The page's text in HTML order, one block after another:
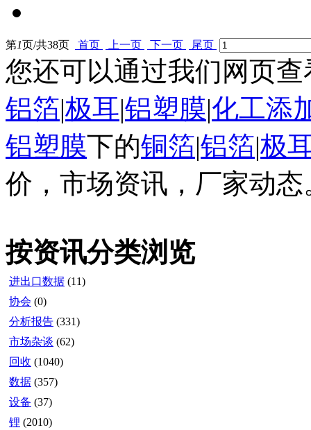
第1页/共38页 首页 上一页 下一页 尾页
您还可以通过我们网页查
铝箔|极耳|铝塑膜|化工添
铝塑膜下的铜箔|铝箔|极
价，市场资讯，厂家动态
按资讯分类浏览
进出口数据 (11)
协会 (0)
分析报告 (331)
市场杂谈 (62)
回收 (1040)
数据 (357)
设备 (37)
锂 (2010)